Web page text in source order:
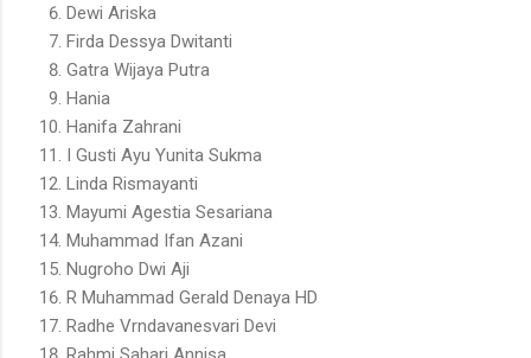
Dewi Ariska
Firda Dessya Dwitanti
Gatra Wijaya Putra
Hania
Hanifa Zahrani
I Gusti Ayu Yunita Sukma
Linda Rismayanti
Mayumi Agestia Sesariana
Muhammad Ifan Azani
Nugroho Dwi Aji
R Muhammad Gerald Denaya HD
Radhe Vrndavanesvari Devi